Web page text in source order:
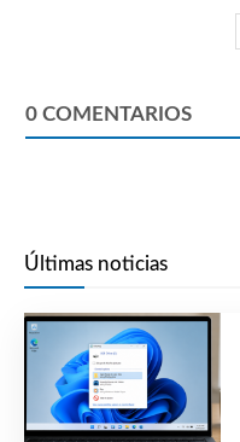
0 COMENTARIOS
Últimas noticias